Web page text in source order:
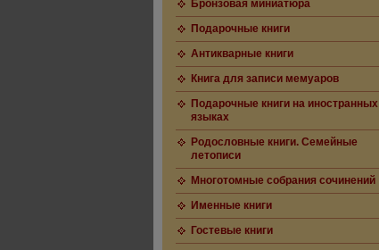
Бронзовая миниатюра
Подарочные книги
Антикварные книги
Книга для записи мемуаров
Подарочные книги на иностранных
языках
Родословные книги. Семейные
летописи
Многотомные собрания сочинений
Именные книги
Гостевые книги